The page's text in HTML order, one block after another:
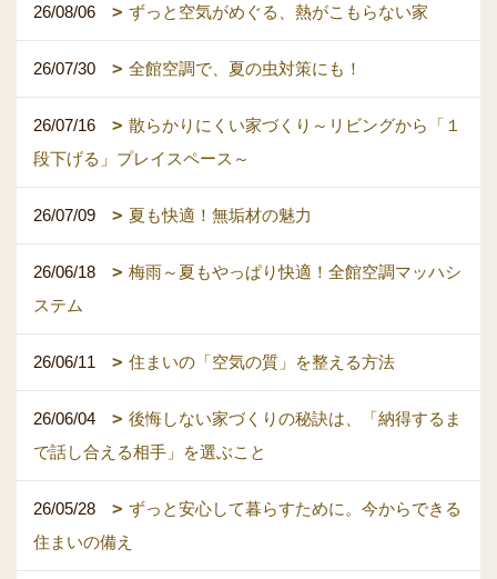
26/08/06 ずっと空気がめぐる、熱がこもらない家
26/07/30 全館空調で、夏の虫対策にも！
26/07/16
散らかりにくい家づくり～リビングから「１
段下げる」プレイスペース～
26/07/09 夏も快適！無垢材の魅力
26/06/18
梅雨～夏もやっぱり快適！全館空調マッハシ
ステム
26/06/11 住まいの「空気の質」を整える方法
26/06/04
後悔しない家づくりの秘訣は、「納得するま
で話し合える相手」を選ぶこと
26/05/28
ずっと安心して暮らすために。今からできる
住まいの備え